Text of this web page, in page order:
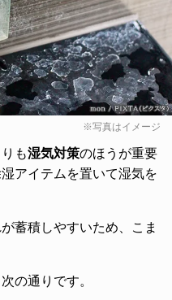
※写真はイメージ
も湿気対策のほうが重要
アイテムを置いて湿気を
蓄積しやすいため、こま
の通りです。